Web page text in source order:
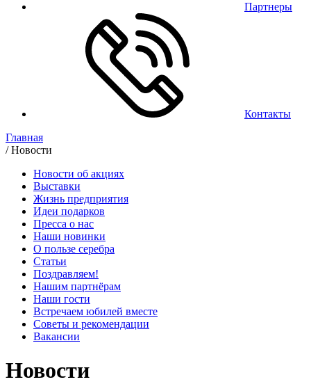
Партнеры
Контакты
Главная
/Новости
Новости об акциях
Выставки
Жизнь предприятия
Идеи подарков
Пресса о нас
Наши новинки
О пользе серебра
Статьи
Поздравляем!
Нашим партнёрам
Наши гости
Встречаем юбилей вместе
Советы и рекомендации
Вакансии
Новости